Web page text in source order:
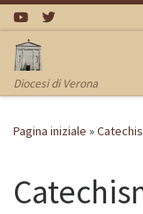
Passa al contenuto
Diocesi di Verona
Pagina iniziale »